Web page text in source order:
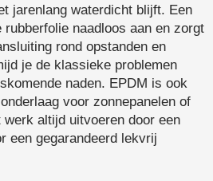
jarenlang waterdicht blijft. Een
naadloos aan en zorgt
rond opstanden en
je de klassieke problemen
naden. EPDM is ook
voor zonnepanelen of
altijd uitvoeren door een
een gegarandeerd lekvrij